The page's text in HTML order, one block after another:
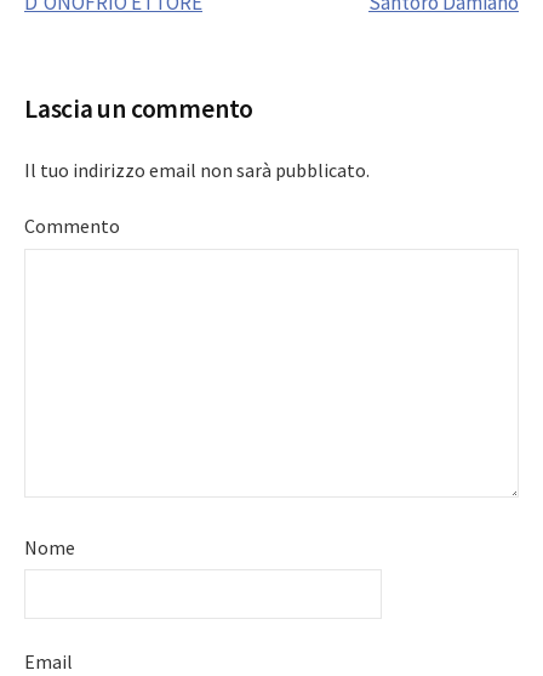
Lascia un commento
Il tuo indirizzo email non sarà pubblicato.
Commento
Nome
Email